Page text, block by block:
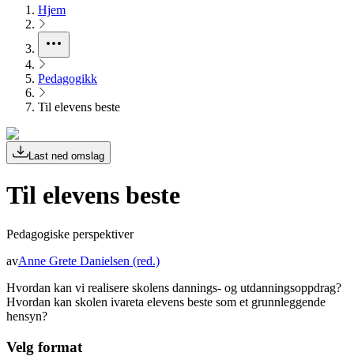
Hjem
Pedagogikk
Til elevens beste
Last ned omslag
Til elevens beste
Pedagogiske perspektiver
avAnne Grete Danielsen (red.)
Hvordan kan vi realisere skolens dannings- og utdanningsoppdrag?
Hvordan kan skolen ivareta elevens beste som et grunnleggende
hensyn?
Velg format